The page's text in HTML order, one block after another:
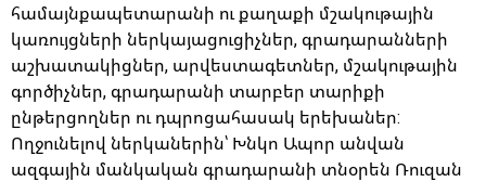
համայնքապետարանի ու քաղաքի մշակութային
կառույցների ներկայացուցիչներ, գրադարանների
աշխատակիցներ, արվեստագետներ, մշակութային
գործիչներ, գրադարանի տարբեր տարիքի
ընթերցողներ ու դպրոցահասակ երեխաներ:
Ողջունելով ներկաներին՝ Խնկո Ապոր անվան
ազգային մանկական գրադարանի տնօրեն Ռուզան